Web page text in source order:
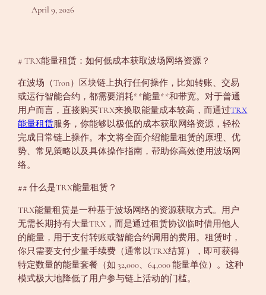
April 9, 2026
# TRX能量租赁：如何低成本获取波场网络资源？
在波场（Tron）区块链上执行任何操作，比如转账、交易
或运行智能合约，都需要消耗**能量**和带宽。对于普通
用户而言，直接购买TRX来换取能量成本较高，而通过TRX
能量租赁服务，你能够以极低的成本获取网络资源，轻松
完成日常链上操作。本文将全面介绍能量租赁的原理、优
势、常见策略以及具体操作指南，帮助你高效使用波场网
络。
## 什么是TRX能量租赁？
TRX能量租赁是一种基于波场网络的资源获取方式。用户
无需长期持有大量TRX，而是通过租赁协议临时借用他人
的能量，用于支付转账或智能合约调用的费用。租赁时，
你只需要支付少量手续费（通常以TRX结算），即可获得
特定数量的能量套餐（如 32,000、64,000 能量单位）。这种
模式极大地降低了用户参与链上活动的门槛。